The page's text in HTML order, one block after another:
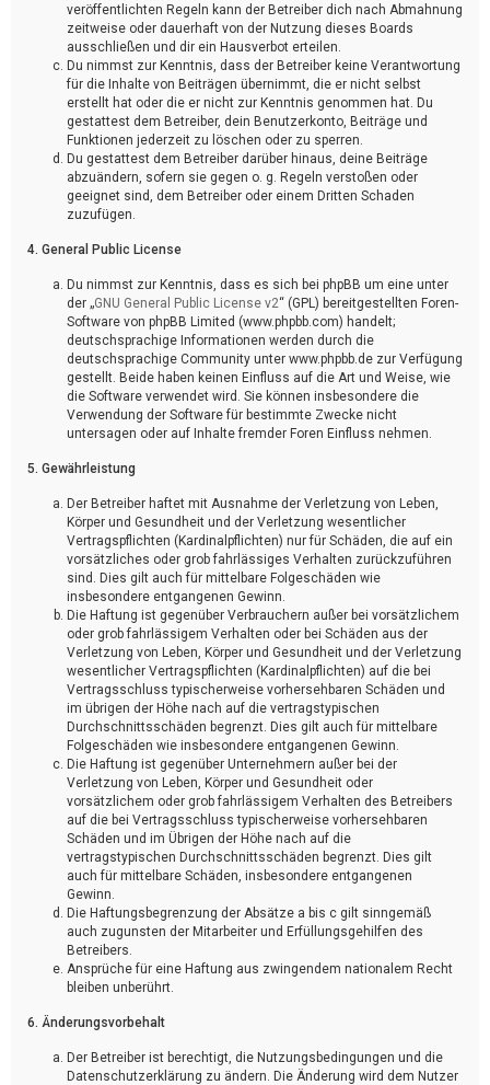
veröffentlichten Regeln kann der Betreiber dich nach Abmahnung
zeitweise oder dauerhaft von der Nutzung dieses Boards
ausschließen und dir ein Hausverbot erteilen.
Du nimmst zur Kenntnis, dass der Betreiber keine Verantwortung
für die Inhalte von Beiträgen übernimmt, die er nicht selbst
erstellt hat oder die er nicht zur Kenntnis genommen hat. Du
gestattest dem Betreiber, dein Benutzerkonto, Beiträge und
Funktionen jederzeit zu löschen oder zu sperren.
Du gestattest dem Betreiber darüber hinaus, deine Beiträge
abzuändern, sofern sie gegen o. g. Regeln verstoßen oder
geeignet sind, dem Betreiber oder einem Dritten Schaden
zuzufügen.
4. General Public License
Du nimmst zur Kenntnis, dass es sich bei phpBB um eine unter
der „GNU General Public License v2“ (GPL) bereitgestellten Foren-
Software von phpBB Limited (www.phpbb.com) handelt;
deutschsprachige Informationen werden durch die
deutschsprachige Community unter www.phpbb.de zur Verfügung
gestellt. Beide haben keinen Einfluss auf die Art und Weise, wie
die Software verwendet wird. Sie können insbesondere die
Verwendung der Software für bestimmte Zwecke nicht
untersagen oder auf Inhalte fremder Foren Einfluss nehmen.
5. Gewährleistung
Der Betreiber haftet mit Ausnahme der Verletzung von Leben,
Körper und Gesundheit und der Verletzung wesentlicher
Vertragspflichten (Kardinalpflichten) nur für Schäden, die auf ein
vorsätzliches oder grob fahrlässiges Verhalten zurückzuführen
sind. Dies gilt auch für mittelbare Folgeschäden wie
insbesondere entgangenen Gewinn.
Die Haftung ist gegenüber Verbrauchern außer bei vorsätzlichem
oder grob fahrlässigem Verhalten oder bei Schäden aus der
Verletzung von Leben, Körper und Gesundheit und der Verletzung
wesentlicher Vertragspflichten (Kardinalpflichten) auf die bei
Vertragsschluss typischerweise vorhersehbaren Schäden und
im übrigen der Höhe nach auf die vertragstypischen
Durchschnittsschäden begrenzt. Dies gilt auch für mittelbare
Folgeschäden wie insbesondere entgangenen Gewinn.
Die Haftung ist gegenüber Unternehmern außer bei der
Verletzung von Leben, Körper und Gesundheit oder
vorsätzlichem oder grob fahrlässigem Verhalten des Betreibers
auf die bei Vertragsschluss typischerweise vorhersehbaren
Schäden und im Übrigen der Höhe nach auf die
vertragstypischen Durchschnittsschäden begrenzt. Dies gilt
auch für mittelbare Schäden, insbesondere entgangenen
Gewinn.
Die Haftungsbegrenzung der Absätze a bis c gilt sinngemäß
auch zugunsten der Mitarbeiter und Erfüllungsgehilfen des
Betreibers.
Ansprüche für eine Haftung aus zwingendem nationalem Recht
bleiben unberührt.
6. Änderungsvorbehalt
Der Betreiber ist berechtigt, die Nutzungsbedingungen und die
Datenschutzerklärung zu ändern. Die Änderung wird dem Nutzer